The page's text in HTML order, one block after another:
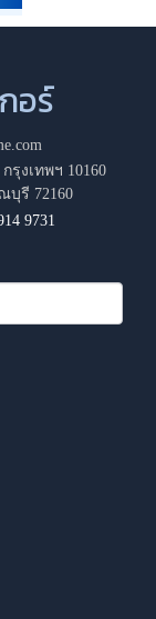
อร์
รุงเทพฯ 10160
บุรี 72160
9731